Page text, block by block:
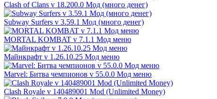
Clash of Clans v 18.200.0 Мод (много денег)
Subway Surfers v 3.59.1 Мод (много денег)
MORTAL KOMBAT v 7.1.1 Мод меню
Майнкрафт v 1.26.10.25 Мод меню
Marvel: Битва чемпионов v 55.0.0 Мод меню
Clash Royale v 140489001 Mod (Unlimited Money)